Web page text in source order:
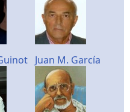
Juan M. García